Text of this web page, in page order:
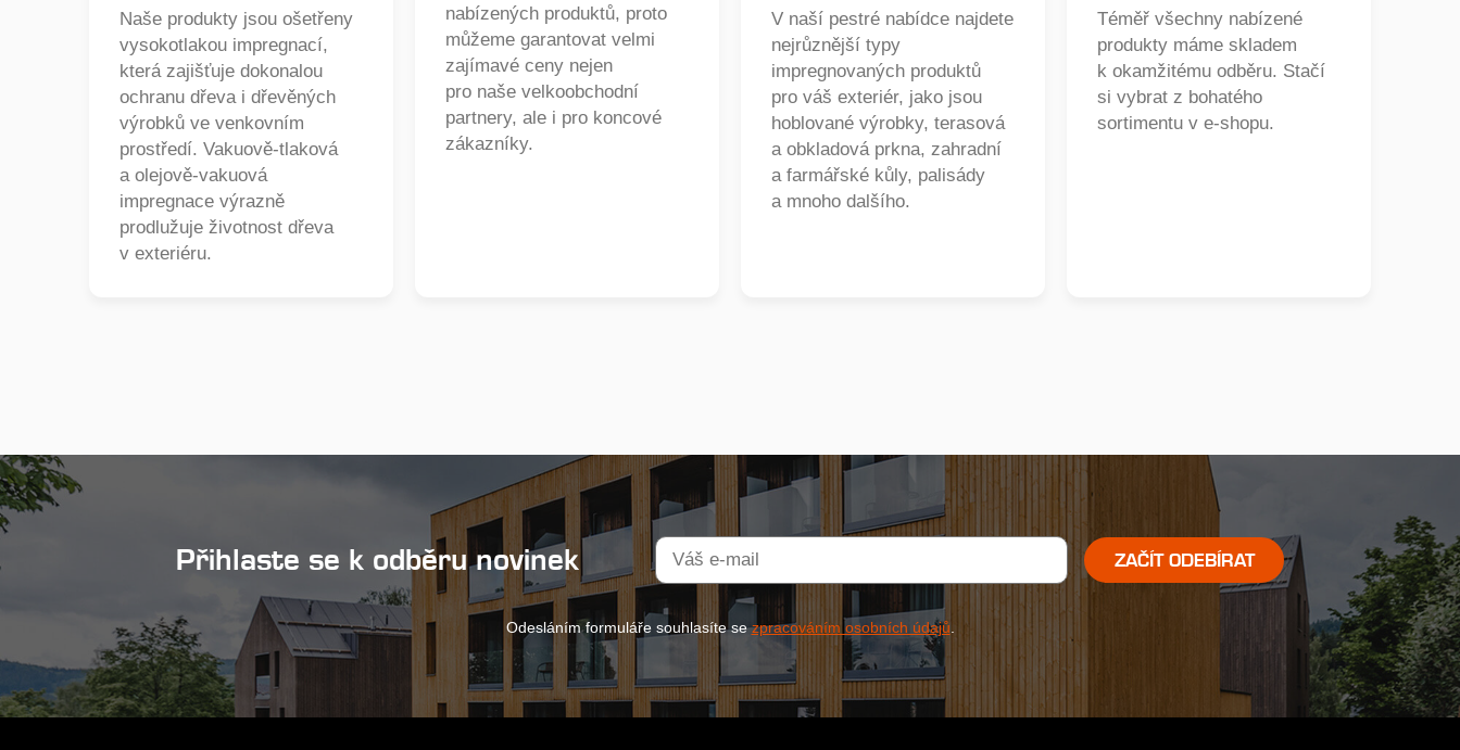
Naše produkty jsou ošetřeny
vysokotlakou impregnací,
která zajišťuje dokonalou
ochranu dřeva i dřevěných
výrobků ve venkovním
prostředí. Vakuově-tlaková
a olejově-vakuová
impregnace výrazně
prodlužuje životnost dřeva
v exteriéru.
nabízených produktů, proto
můžeme garantovat velmi
zajímavé ceny nejen
pro naše velkoobchodní
partnery, ale i pro koncové
zákazníky.
V naší pestré nabídce najdete
nejrůznější typy
impregnovaných produktů
pro váš exteriér, jako jsou
hoblované výrobky, terasová
a obkladová prkna, zahradní
a farmářské kůly, palisády
a mnoho dalšího.
Téměř všechny nabízené
produkty máme skladem
k okamžitému odběru. Stačí
si vybrat z bohatého
sortimentu v e-shopu.
Přihlaste se k odběru novinek ZAČÍT ODEBÍRAT
Odesláním formuláře souhlasíte sezpracováním osobních údajů.